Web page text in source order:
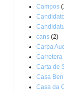
Campos
Candidato
cans (2)
Carpa
Carretera
Carta de
Casa Beni
Casa da